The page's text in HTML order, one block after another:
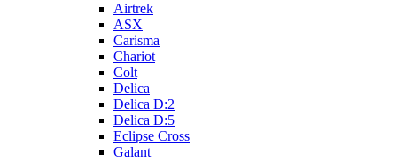
Airtrek
ASX
Carisma
Chariot
Colt
Delica
Delica D:2
Delica D:5
Eclipse Cross
Galant